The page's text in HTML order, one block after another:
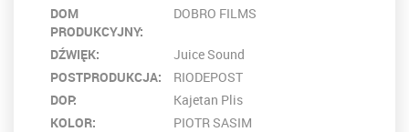
DOM
PRODUKCYJNY:
DOBRO FILMS
DŹWIĘK:
Juice Sound
POSTPRODUKCJA:
RIODEPOST
DOP:
Kajetan Plis
KOLOR:
PIOTR SASIM